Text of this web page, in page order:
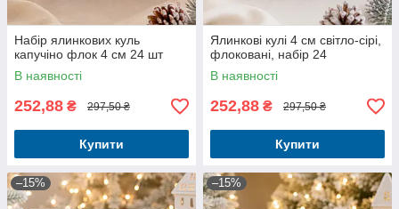
Набір ялинкових куль
капучіно флок 4 см 24 шт
В наявності
252,88 ₴ 297,50 ₴
Купити
Ялинкові кулі 4 см світло-сірі,
флоковані, набір 24
В наявності
252,88 ₴ 297,50 ₴
Купити
–15% –15%